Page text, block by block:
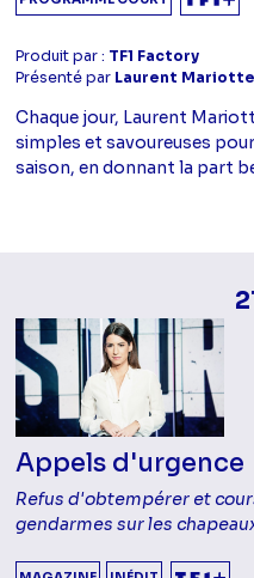
Produit par : TF1 Factory
Présenté par Laurent Mariotte
Chaque jour, Laurent
simples et savoureuses
saison, en donnant la part
Appels d'urgence
Refus d'obtempérer et
gendarmes sur les